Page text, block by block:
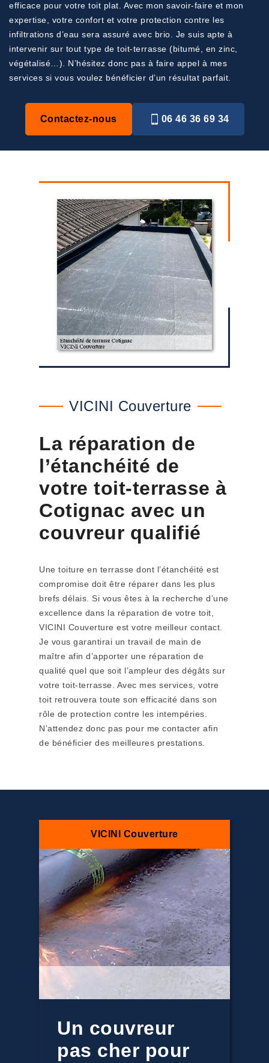
efficace pour votre toit plat. Avec mon savoir-faire et mon
expertise, votre confort et votre protection contre les
infiltrations d’eau sera assuré avec brio. Je suis apte à
intervenir sur tout type de toit-terrasse (bitumé, en zinc,
végétalisé…). N’hésitez donc pas à faire appel à mes
services si vous voulez bénéficier d’un résultat parfait.
Contactez-nous 06 46 36 69 34
VICINI Couverture
La réparation de
l’étanchéité de
votre toit-terrasse à
Cotignac avec un
couvreur qualifié
Une toiture en terrasse dont l’étanchéité est
compromise doit être réparer dans les plus
brefs délais. Si vous êtes à la recherche d’une
excellence dans la réparation de votre toit,
VICINI Couverture est votre meilleur contact.
Je vous garantirai un travail de main de
maître afin d’apporter une réparation de
qualité quel que soit l’ampleur des dégâts sur
votre toit-terrasse. Avec mes services, votre
toit retrouvera toute son efficacité dans son
rôle de protection contre les intempéries.
N’attendez donc pas pour me contacter afin
de bénéficier des meilleures prestations.
VICINI Couverture
Un couvreur
pas cher pour